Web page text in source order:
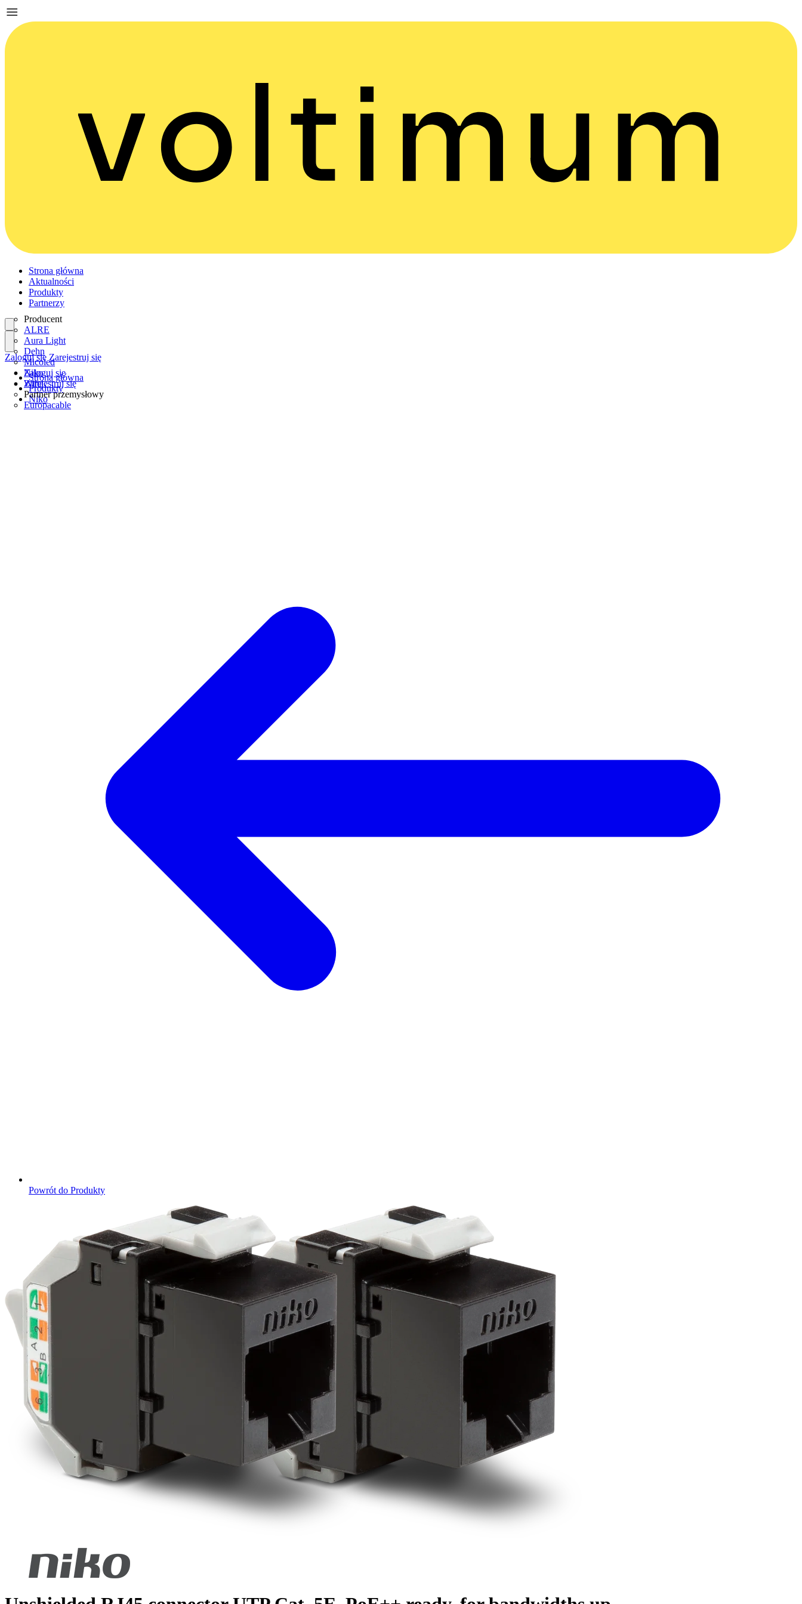
Strona główna
Aktualności
Produkty
Partnerzy
Producent
ALRE
Aura Light
Dehn
Micoled
Niko
Wiha
Partner przemysłowy
Europacable
Zaloguj się
Zarejestruj się
Zaloguj się Zarejestruj się
Strona główna
Produkty
Niko
Powrót do Produkty